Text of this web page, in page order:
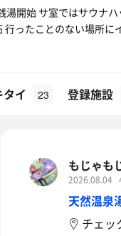
湯開始 サ室ではサウナ
行ったことのない場所
イ 23 登録施設
もじゃも
2026.08.04
天然温泉
チェッ